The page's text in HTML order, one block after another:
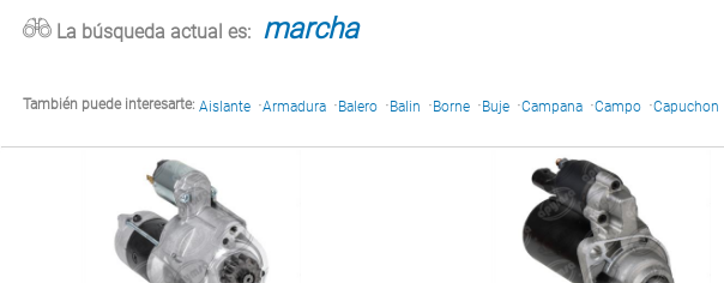
La búsqueda actual es: marcha
También puede interesarte: Aislante ·Armadura ·Balero ·Balin ·Borne ·Buje ·Campana ·Campo ·Capuchon